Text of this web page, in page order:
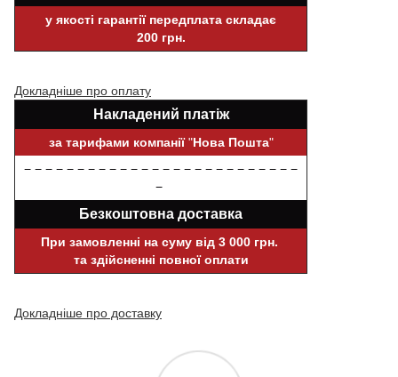
у якості гарантії передплата складає
200 грн.
Докладніше про оплату
Накладений платіж
за тарифами компанії"Нова Пошта"
− − − − − − − − − − − − − − − − − − − − − − − − − −
−
Безкоштовна доставка
При замовленні на суму від 3 000 грн.
та здійсненні повної оплати
Докладніше про доставку